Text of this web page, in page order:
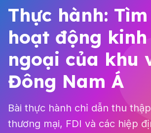
Thực hành:
hoạt động
ngoại của khu
Đông Nam Á
Bài thực hành chỉ dẫn thu
thương mại, FDI và các hiệp